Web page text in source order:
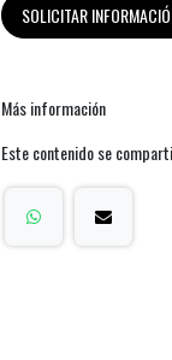
SOLICITAR
Más información
Este contenido se